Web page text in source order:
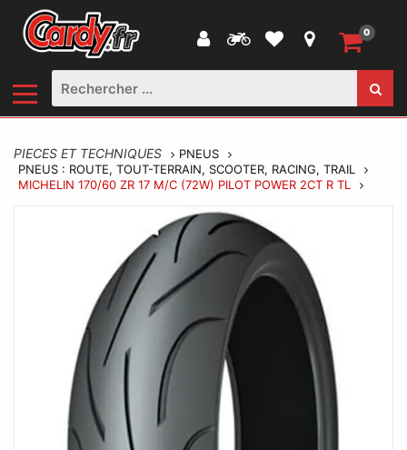
0
PIECES ET TECHNIQUES
PNEUS
PNEUS : ROUTE, TOUT-TERRAIN, SCOOTER, RACING, TRAIL
MICHELIN 170/60 ZR 17 M/C (72W) PILOT POWER 2CT R TL